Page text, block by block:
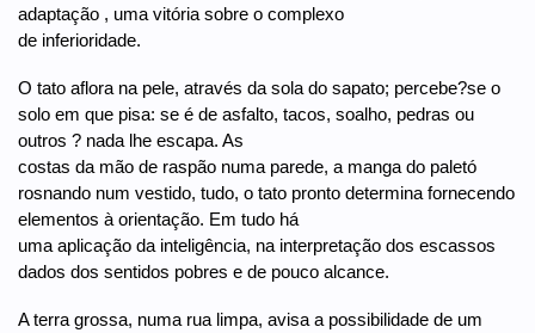
adaptação , uma vitória sobre o complexo
de inferioridade.
O tato aflora na pele, através da sola do sapato; percebe?se o
solo em que pisa: se é de asfalto, tacos, soalho, pedras ou
outros ? nada lhe escapa. As
costas da mão de raspão numa parede, a manga do paletó
rosnando num vestido, tudo, o tato pronto determina fornecendo
elementos à orientação. Em tudo há
uma aplicação da inteligência, na interpretação dos escassos
dados dos sentidos pobres e de pouco alcance.
A terra grossa, numa rua limpa, avisa a possibilidade de um